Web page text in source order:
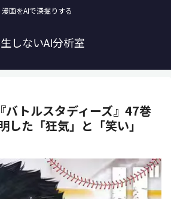
漫画をAIで深掘りする
しないAI分析室
バトルスタディーズ』47巻
した「狂気」と「笑い」